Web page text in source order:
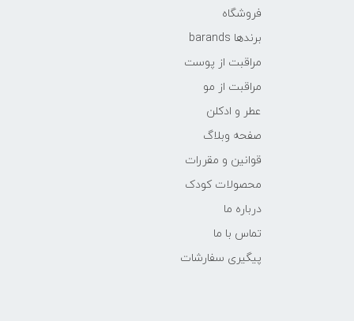
فروشگاه
برندها barands
مراقبت از پوست
مراقبت از مو
عطر و ادکلن
صفحه وبلاگ
قوانین و مقررات
محصولات کودک
درباره ما
تماس با ما
پیگیری سفارشات